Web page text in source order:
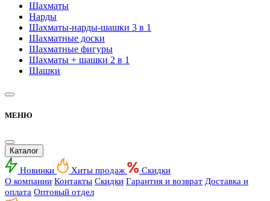
Шахматы
Нарды
Шахматы-нарды-шашки 3 в 1
Шахматные доски
Шахматные фигуры
Шахматы + шашки 2 в 1
Шашки
МЕНЮ
Каталог
Новинки Хиты продаж
Скидки
О компании Контакты Скидки Гарантия и возврат Доставка и
оплата Оптовый отдел